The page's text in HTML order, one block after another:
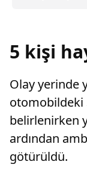
5 kişi
Olay yerinde
otomobildeki
belirlenirken
ardından
götürüldü.